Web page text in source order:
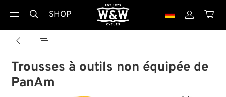
 SHOP  
 
Trousses à outils non équipée de
PanAm